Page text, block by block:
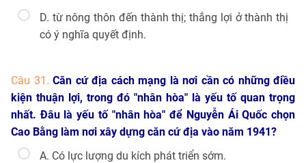
D. từ nông thôn đến thành thị; thắng lợi ở thành thị
có ý nghĩa quyết định.
Câu 31. Căn cứ địa cách mạng là nơi cần có những điều
kiện thuận lợi, trong đó "nhân hòa" là yếu tố quan trọng
nhất. Đâu là yếu tố "nhân hòa" để Nguyễn Ái Quốc chọn
Cao Bằng làm nơi xây dựng căn cứ địa vào năm 1941?
A. Có lực lượng du kích phát triển sớm.